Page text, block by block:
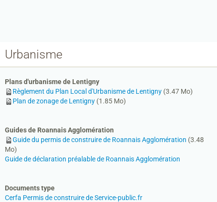
Accueil
Notre village
Vie Locale
Enfance et jeunesse
Biodiversité
Urbanisme
Plans d'urbanisme de Lentigny
Règlement du Plan Local d'Urbanisme de Lentigny (3.47 Mo)
Plan de zonage de Lentigny (1.85 Mo)
Guides de Roannais Agglomération
Guide du permis de construire de Roannais Agglomération (3.48
Mo)
Guide de déclaration préalable de Roannais Agglomération
Documents type
Cerfa Permis de construire de Service-public.fr